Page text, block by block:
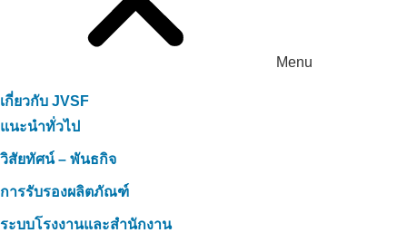
Menu
เกี่ยวกับ JVSF
แนะนำทั่วไป
วิสัยทัศน์ – พันธกิจ
การรับรองผลิตภัณฑ์
ระบบโรงงานและสำนักงาน